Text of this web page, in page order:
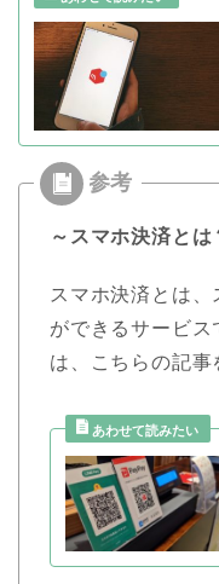
～スマホ決済とは
スマホ決済とは
ができるサービ
は、こちらの記事